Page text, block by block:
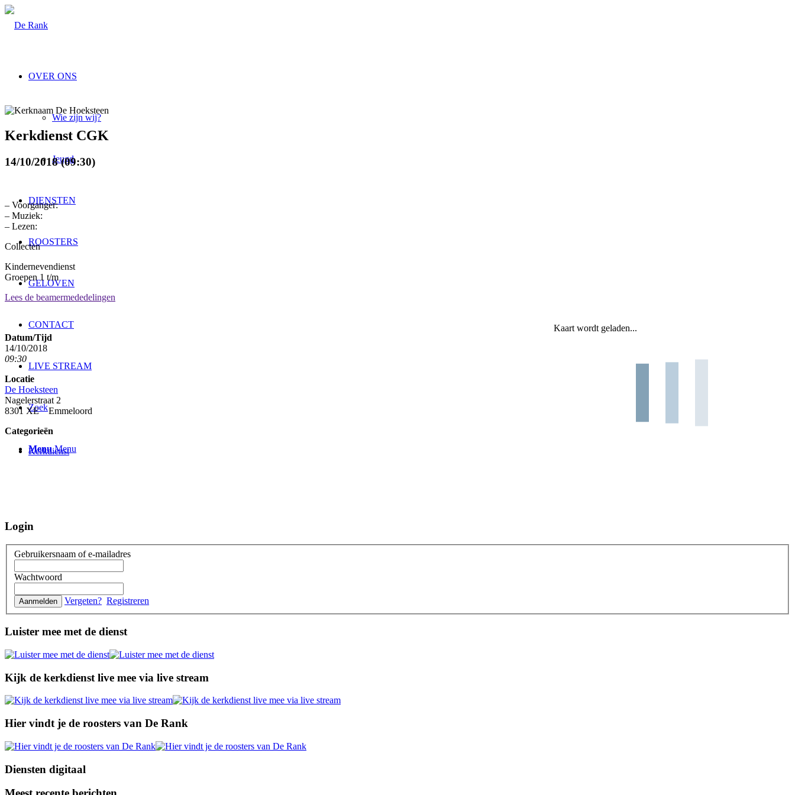
OVER ONS
Wie zijn wij?
Jeugd
DIENSTEN
ROOSTERS
GELOVEN
CONTACT
LIVE STREAM
Zoek
Menu Menu
Kerkdienst CGK
14/10/2018 (09:30)
– Voorganger:
– Muziek:
– Lezen:
Collecten
Kindernevendienst
Groepen 1 t/m
Lees de beamermededelingen
Kaart wordt geladen...
Datum/Tijd
14/10/2018
09:30
Locatie
De Hoeksteen
Nagelerstraat 2
8301 XE Emmeloord
Categorieën
Kerkdienst
Login
Gebruikersnaam of e-mailadres
Wachtwoord
Vergeten? Registreren
Luister mee met de dienst
Kijk de kerkdienst live mee via live stream
Hier vindt je de roosters van De Rank
Diensten digitaal